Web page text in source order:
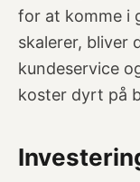
for at komme i
skalerer, bliver
kundeservice
koster dyrt på